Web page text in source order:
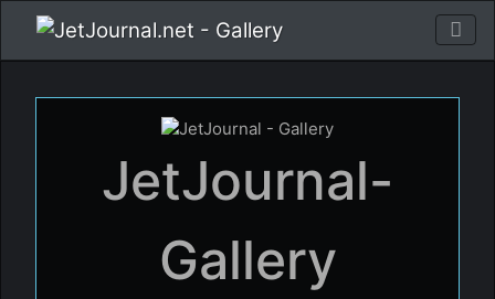
JetJournal-
Gallery